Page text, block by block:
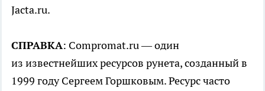
Jacta.ru.
СПРАВКА: Compromat.ru — один
из известнейших ресурсов рунета, созданный в
1999 году Сергеем Горшковым. Ресурс часто